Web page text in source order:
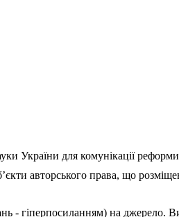
України для комунікації
авторського права, що
- гіперпосиланням) на джерело.